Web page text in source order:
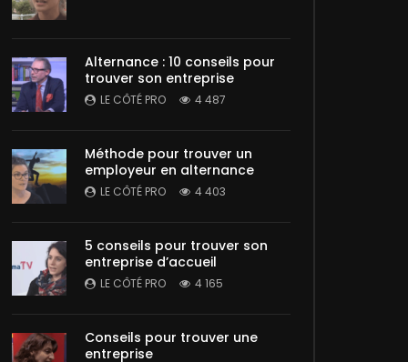
Alternance : 10 conseils pour
trouver son entreprise
LE CÔTÉ PRO 4 487
Méthode pour trouver un
employeur en alternance
LE CÔTÉ PRO 4 403
5 conseils pour trouver son
entreprise d’accueil
LE CÔTÉ PRO 4 165
Conseils pour trouver une
entreprise